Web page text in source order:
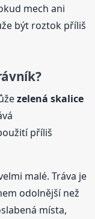
mech ani
být roztok příliš
zelená skalice
příliš
malé. Tráva je
odolnější než
místa,